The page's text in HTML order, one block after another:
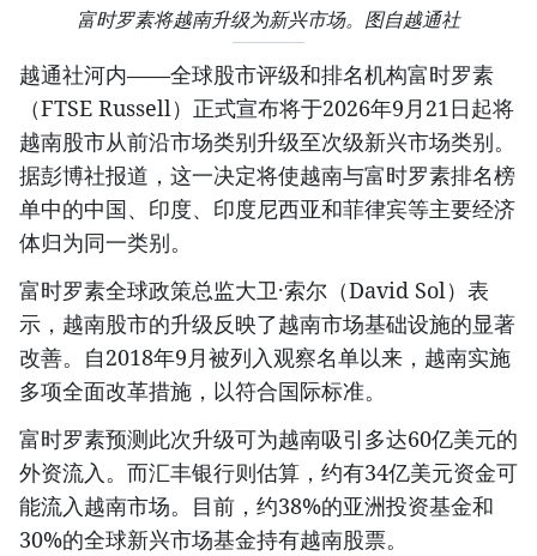
富时罗素将越南升级为新兴市场。图自越通社
越通社河内——全球股市评级和排名机构富时罗素
（FTSE Russell）正式宣布将于2026年9月21日起将
越南股市从前沿市场类别升级至次级新兴市场类别。
据彭博社报道，这一决定将使越南与富时罗素排名榜
单中的中国、印度、印度尼西亚和菲律宾等主要经济
体归为同一类别。
富时罗素全球政策总监大卫·索尔（David Sol）表
示，越南股市的升级反映了越南市场基础设施的显著
改善。自2018年9月被列入观察名单以来，越南实施
多项全面改革措施，以符合国际标准。
富时罗素预测此次升级可为越南吸引多达60亿美元的
外资流入。而汇丰银行则估算，约有34亿美元资金可
能流入越南市场。目前，约38%的亚洲投资基金和
30%的全球新兴市场基金持有越南股票。